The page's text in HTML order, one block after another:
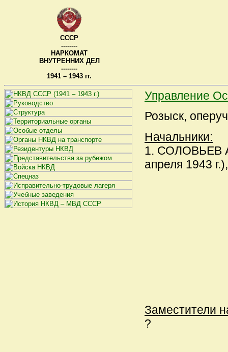
СССР
--------
НАРКОМАТ
ВНУТРЕННИХ ДЕЛ
--------
1941 – 1943 гг.
Управление
Розыск,
Начальники:
1. СОЛОВЬЕВ
апреля 1943
Заместители
?